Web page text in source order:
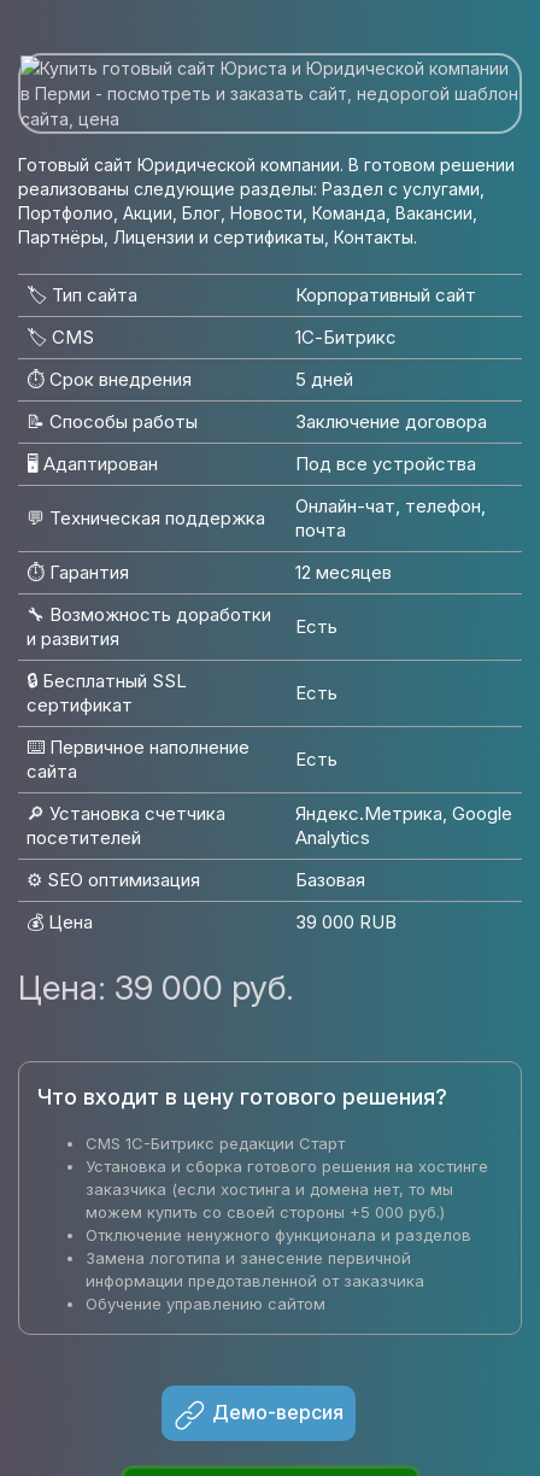
Готовый сайт Юридической компании. В готовом решении
реализованы следующие разделы: Раздел с услугами,
Портфолио, Акции, Блог, Новости, Команда, Вакансии,
Партнёры, Лицензии и сертификаты, Контакты.
🏷️ Тип сайта
Корпоративный сайт
🏷️ CMS
1С-Битрикс
⏱️ Срок внедрения
5 дней
📝 Способы работы
Заключение договора
🖥 Адаптирован
Под все устройства
💬 Техническая поддержка
Онлайн-чат, телефон,
почта
⏱️ Гарантия
12 месяцев
🔧 Возможность доработки
и развития
Есть
🔒 Бесплатный SSL
сертификат
Есть
⌨️ Первичное наполнение
сайта
Есть
🔎 Установка счетчика
посетителей
Яндекс.Метрика, Google
Analytics
⚙️ SEO оптимизация
Базовая
💰 Цена
39 000 RUB
Цена: 39 000 руб.
Что входит в цену готового решения?
CMS 1C-Битрикс редакции Старт
Установка и сборка готового решения на хостинге
заказчика (если хостинга и домена нет, то мы
можем купить со своей стороны +5 000 руб.)
Отключение ненужного функционала и разделов
Замена логотипа и занесение первичной
информации предотавленной от заказчика
Обучение управлению сайтом
Демо-версия